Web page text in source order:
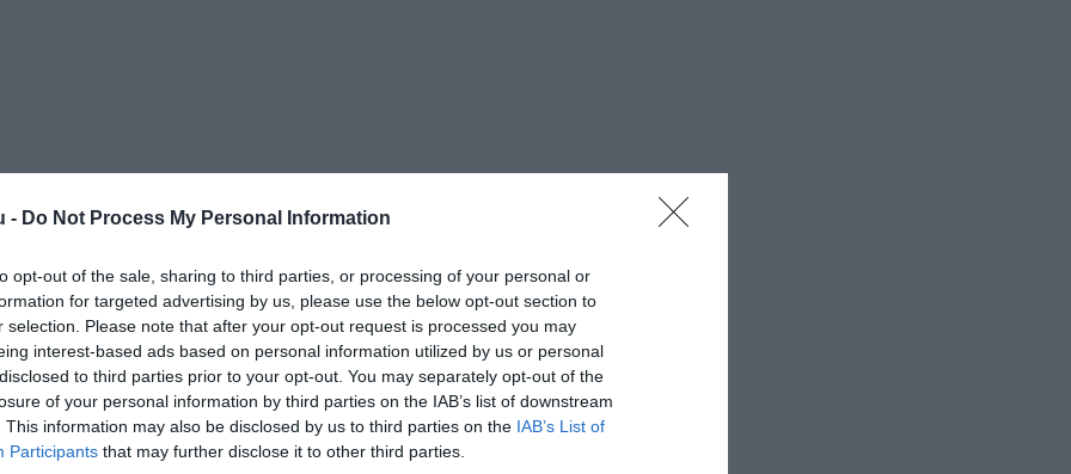
- Do Not Process My Personal Information
opt-out of the sale, sharing to third parties, or processing of your personal or
for targeted advertising by us, please use the below opt-out section to
selection. Please note that after your opt-out request is processed you may
interest-based ads based on personal information utilized by us or personal
to third parties prior to your opt-out. You may separately opt-out of the
of your personal information by third parties on the IAB’s list of downstream
This information may also be disclosed by us to third parties on the IAB’s List of
Participants that may further disclose it to other third parties.